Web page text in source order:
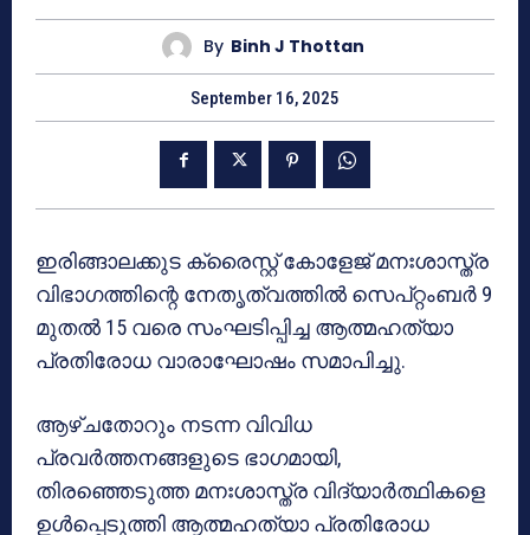
By Binh J Thottan
September 16, 2025
ഇരിങ്ങാലക്കുട ക്രൈസ്റ്റ് കോളേജ് മനഃശാസ്ത്ര
വിഭാഗത്തിന്റെ നേതൃത്വത്തിൽ സെപ്റ്റംബർ 9
മുതൽ 15 വരെ സംഘടിപ്പിച്ച ആത്മഹത്യാ
പ്രതിരോധ വാരാഘോഷം സമാപിച്ചു.
ആഴ്ചതോറും നടന്ന വിവിധ
പ്രവർത്തനങ്ങളുടെ ഭാഗമായി,
തിരഞ്ഞെടുത്ത മനഃശാസ്ത്ര വിദ്യാർത്ഥികളെ
ഉൾപ്പെടുത്തി ആത്മഹത്യാ പ്രതിരോധ